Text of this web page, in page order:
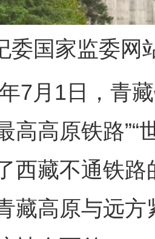
委国家监委网
1日，青藏
高高原铁路”“
西藏不通铁
藏高原与远